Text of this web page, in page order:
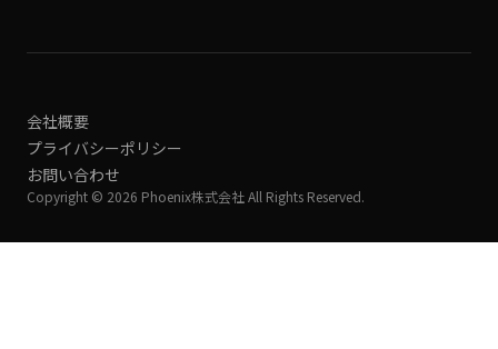
会社概要
プライバシーポリシー
お問い合わせ
Copyright © 2026 Phoenix株式会社 All Rights Reserved.